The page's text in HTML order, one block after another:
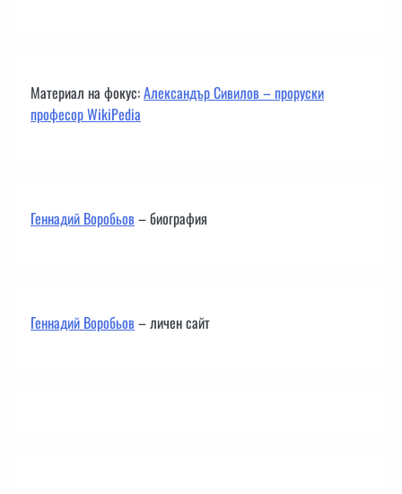
Материал на фокус:Александър Сивилов – проруски
професор WikiPedia
Геннадий Воробьов– биография
Геннадий Воробьов– личен сайт